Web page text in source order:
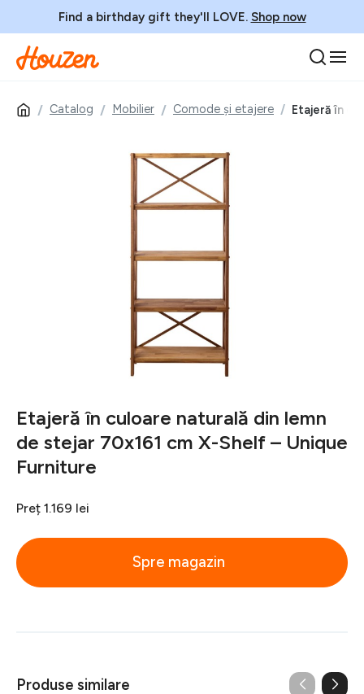
Find a birthday gift they'll LOVE. Shop now
Catalog Mobilier Comode și etajere
Etajeră în culoare naturală din lemn
de stejar 70x161 cm X-Shelf – Unique
Furniture
Preț 1.169 lei
Spre magazin
Produse similare